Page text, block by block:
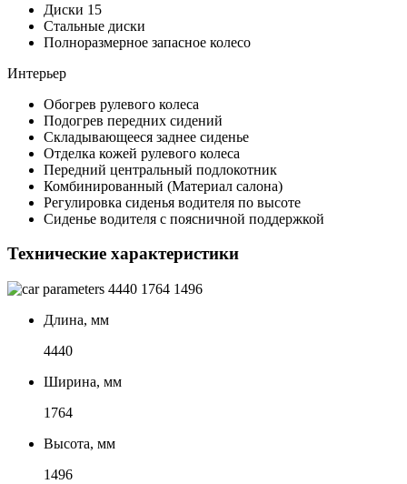
Диски 15
Стальные диски
Полноразмерное запасное колесо
Интерьер
Обогрев рулевого колеса
Подогрев передних сидений
Складывающееся заднее сиденье
Отделка кожей рулевого колеса
Передний центральный подлокотник
Комбинированный (Материал салона)
Регулировка сиденья водителя по высоте
Сиденье водителя с поясничной поддержкой
Технические характеристики
4440 1764 1496
Длина, мм
4440
Ширина, мм
1764
Высота, мм
1496